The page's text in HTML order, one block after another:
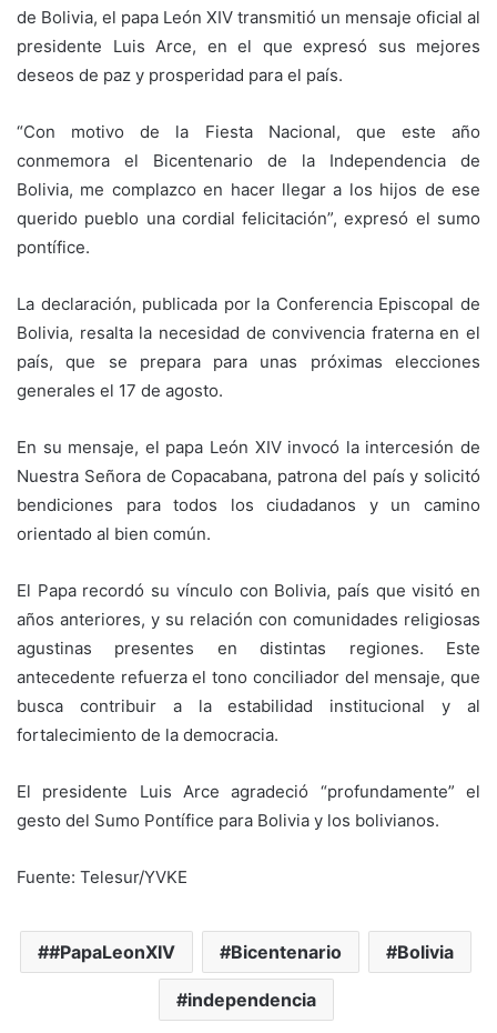
de Bolivia, el papa León XIV transmitió un mensaje oficial al
presidente Luis Arce, en el que expresó sus mejores
deseos de paz y prosperidad para el país.
“Con motivo de la Fiesta Nacional, que este año
conmemora el Bicentenario de la Independencia de
Bolivia, me complazco en hacer llegar a los hijos de ese
querido pueblo una cordial felicitación”, expresó el sumo
pontífice.
La declaración, publicada por la Conferencia Episcopal de
Bolivia, resalta la necesidad de convivencia fraterna en el
país, que se prepara para unas próximas elecciones
generales el 17 de agosto.
En su mensaje, el papa León XIV invocó la intercesión de
Nuestra Señora de Copacabana, patrona del país y solicitó
bendiciones para todos los ciudadanos y un camino
orientado al bien común.
El Papa recordó su vínculo con Bolivia, país que visitó en
años anteriores, y su relación con comunidades religiosas
agustinas presentes en distintas regiones. Este
antecedente refuerza el tono conciliador del mensaje, que
busca contribuir a la estabilidad institucional y al
fortalecimiento de la democracia.
El presidente Luis Arce agradeció “profundamente” el
gesto del Sumo Pontífice para Bolivia y los bolivianos.
Fuente: Telesur/YVKE
#PapaLeonXIV Bicentenario Bolivia
independencia